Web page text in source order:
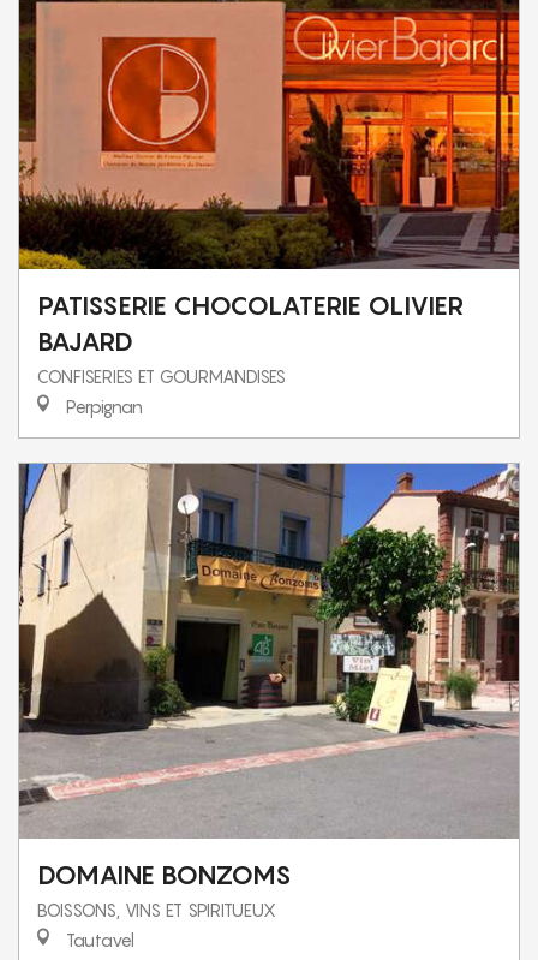
PATISSERIE CHOCOLATERIE OLIVIER
BAJARD
CONFISERIES ET GOURMANDISES
Perpignan
DOMAINE BONZOMS
BOISSONS, VINS ET SPIRITUEUX
Tautavel